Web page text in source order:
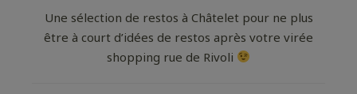
Une sélection de restos à Châtelet pour ne plus
être à court d’idées de restos après votre virée
shopping rue de Rivoli